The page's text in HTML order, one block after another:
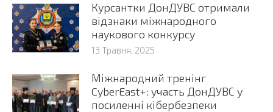
Курсантки ДонДУВС отримали
відзнаки міжнародного
наукового конкурсу
13 Травня, 2025
Міжнародний тренінг
CyberEast+: участь ДонДУВС у
посиленні кібербезпеки